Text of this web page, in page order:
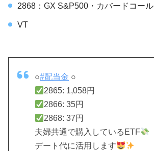
2868：GX S&P500・カバードコール
VT
○#配当金 ○
2865: 1,058円
2866: 35円
2868: 37円
夫婦共通で購入しているETF
デート代に活用します